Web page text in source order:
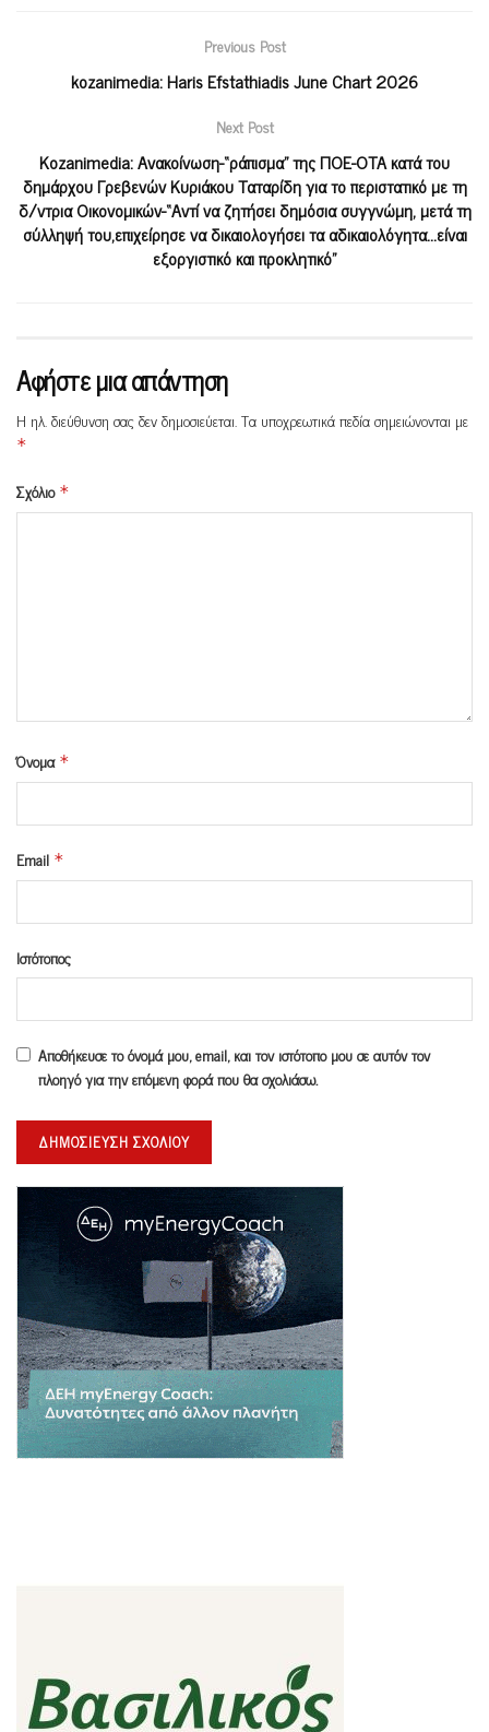
Previous Post
kozanimedia: Haris Efstathiadis June Chart 2026
Next Post
Kozanimedia: Ανακοίνωση-“ράπισμα” της ΠΟΕ-ΟΤΑ κατά του
δημάρχου Γρεβενών Κυριάκου Ταταρίδη για το περιστατικό με τη
δ/ντρια Οικονομικών-“Αντί να ζητήσει δημόσια συγγνώμη, μετά τη
σύλληψή του,επιχείρησε να δικαιολογήσει τα αδικαιολόγητα…είναι
εξοργιστικό και προκλητικό”
Αφήστε μια απάντηση
Η ηλ. διεύθυνση σας δεν δημοσιεύεται. Τα υποχρεωτικά πεδία σημειώνονται με
*
Σχόλιο *
Όνομα *
Email *
Ιστότοπος
Αποθήκευσε το όνομά μου, email, και τον ιστότοπο μου σε αυτόν τον
πλοηγό για την επόμενη φορά που θα σχολιάσω.